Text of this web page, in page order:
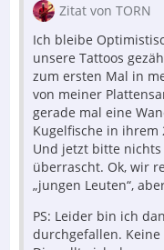
Zitat von TORN
Ich bleibe
unsere Tattoos
zum ersten Mal in
von meiner
gerade mal eine
Kugelfische in
Und jetzt bitte
überrascht. Ok, wir
„jungen Leuten“,
PS: Leider bin ich
durchgefallen. Keine